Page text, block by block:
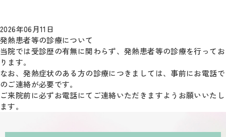
2026年06月11日
発熱患者等の診療について
当院では受診歴の有無に関わらず、発熱患者等の診療を行ってお
ります。
なお、発熱症状のある方の診療につきましては、事前にお電話で
のご連絡が必要です。
ご来院前に必ずお電話にてご連絡いただきますようお願いいたし
ます。